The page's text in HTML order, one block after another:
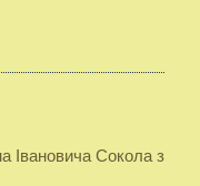
Івановича Сокола з